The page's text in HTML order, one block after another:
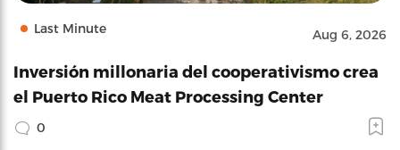
Last Minute Aug 6, 2026
Inversión millonaria del cooperativismo crea
el Puerto Rico Meat Processing Center
0